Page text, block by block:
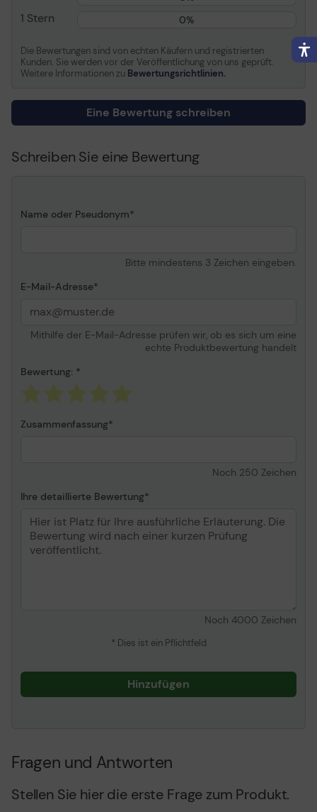
Erweiterung/Konnektivität
Erweiterungssteckplätze PCI Express x16
Verschiedenes
Leistungsmerkmale
Gesamte Höhe, halbe
Länge
Informationen zur Kompatibilität
1 Stern 0%
Die Bewertungen sind von echten Käufern und registrierten
Kunden. Sie werden vor der Veröffentlichung von uns geprüft.
Weitere Informationen zu Bewertungsrichtlinien.
Eine Bewertung schreiben
Schreiben Sie eine Bewertung
Name oder Pseudonym
Bitte mindestens 3 Zeichen eingeben.
E-Mail-Adresse
Mithilfe der E-Mail-Adresse prüfen wir, ob es sich um eine
echte Produktbewertung handelt
Bewertung:
Zusammenfassung
Noch 250 Zeichen
Ihre detaillierte Bewertung
Noch 4000 Zeichen
* Dies ist ein Pflichtfeld
Hinzufügen
Fragen und Antworten
Stellen Sie hier die erste Frage zum Produkt.